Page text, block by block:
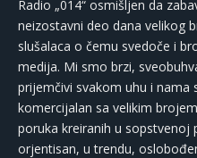
Radio „014“ osmišljen da
neizostavni deo dana velikog
slušalaca o čemu svedoče i
medija. Mi smo brzi,
prijemčivi svakom uhu i nama
komercijalan sa velikim
poruka kreiranih u sopstvenoj
orjentisan, u trendu,